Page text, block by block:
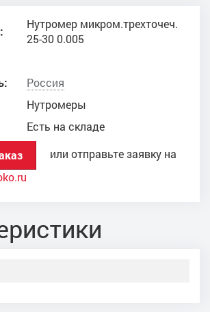
Нутромер микром.трехточеч.
25-30 0.005
Россия
Нутромеры
Есть на складе
или отправьте заявку на